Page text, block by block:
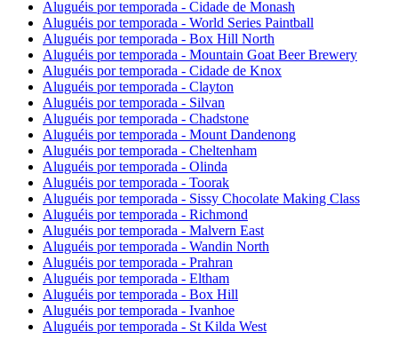
Aluguéis por temporada - Cidade de Monash
Aluguéis por temporada - World Series Paintball
Aluguéis por temporada - Box Hill North
Aluguéis por temporada - Mountain Goat Beer Brewery
Aluguéis por temporada - Cidade de Knox
Aluguéis por temporada - Clayton
Aluguéis por temporada - Silvan
Aluguéis por temporada - Chadstone
Aluguéis por temporada - Mount Dandenong
Aluguéis por temporada - Cheltenham
Aluguéis por temporada - Olinda
Aluguéis por temporada - Toorak
Aluguéis por temporada - Sissy Chocolate Making Class
Aluguéis por temporada - Richmond
Aluguéis por temporada - Malvern East
Aluguéis por temporada - Wandin North
Aluguéis por temporada - Prahran
Aluguéis por temporada - Eltham
Aluguéis por temporada - Box Hill
Aluguéis por temporada - Ivanhoe
Aluguéis por temporada - St Kilda West